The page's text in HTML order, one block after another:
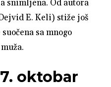
snimljena. Od autora
E. Keli) stiže još
sa mnogo
oktobar